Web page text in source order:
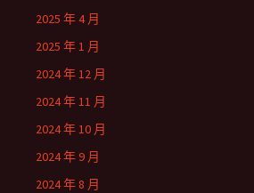
2025 年 4 月
2025 年 1 月
2024 年 12 月
2024 年 11 月
2024 年 10 月
2024 年 9 月
2024 年 8 月